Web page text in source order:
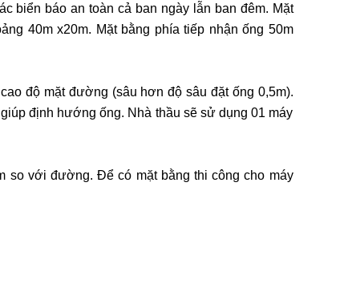
biển báo an toàn cả ban ngày lẫn ban đêm. Mặt
40m x20m. Mặt bằng phía tiếp nhận ống 50m
độ mặt đường (sâu hơn độ sâu đặt ống 0,5m).
định hướng ống. Nhà thầu sẽ sử dụng 01 máy
so với đường. Để có mặt bằng thi công cho máy